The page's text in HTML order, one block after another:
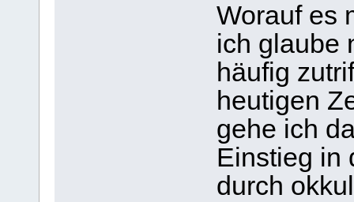
Worauf es
ich glaube
häufig
heutigen
gehe ich
Einstieg in
durch